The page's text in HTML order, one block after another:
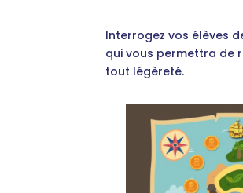
Interrogez vos élèves
qui vous permettra de
tout légèreté.